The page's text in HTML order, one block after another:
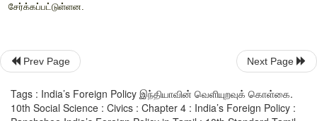
Prev Page Next Page
Tags : India’s Foreign Policy இந்தியாவின் வெளியுறவுக் கொள்கை.
10th Social Science : Civics : Chapter 4 : India’s Foreign Policy :